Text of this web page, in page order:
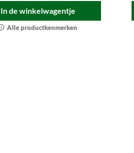
In de winkelwagentje
Alle productkenmerken